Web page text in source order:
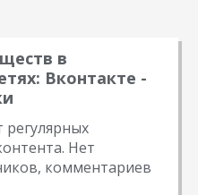
в
Вконтакте -
Нет
комментариев